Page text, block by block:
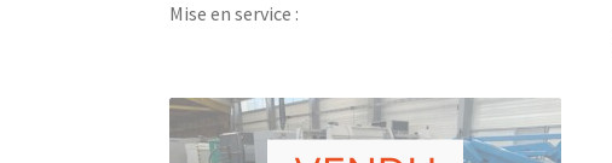
Mise en service :